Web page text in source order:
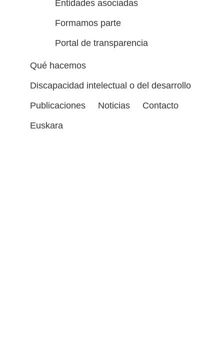
Entidades asociadas
Formamos parte
Portal de transparencia
Qué hacemos
Discapacidad intelectual o del desarrollo
Publicaciones
Noticias
Contacto
Euskara